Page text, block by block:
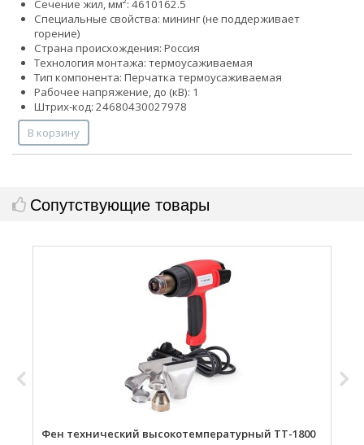
Сечение жил, мм²: 4610162.5
Специальные свойства: мининг (не поддерживает
горение)
Страна происхождения: Россия
Технология монтажа: термоусаживаемая
Тип компонента: Перчатка термоусаживаемая
Рабочее напряжение, до (кВ): 1
Штрих-код: 24680430027978
В корзину
Сопутствующие товары
Фен технический высокотемпературный ТТ-1800